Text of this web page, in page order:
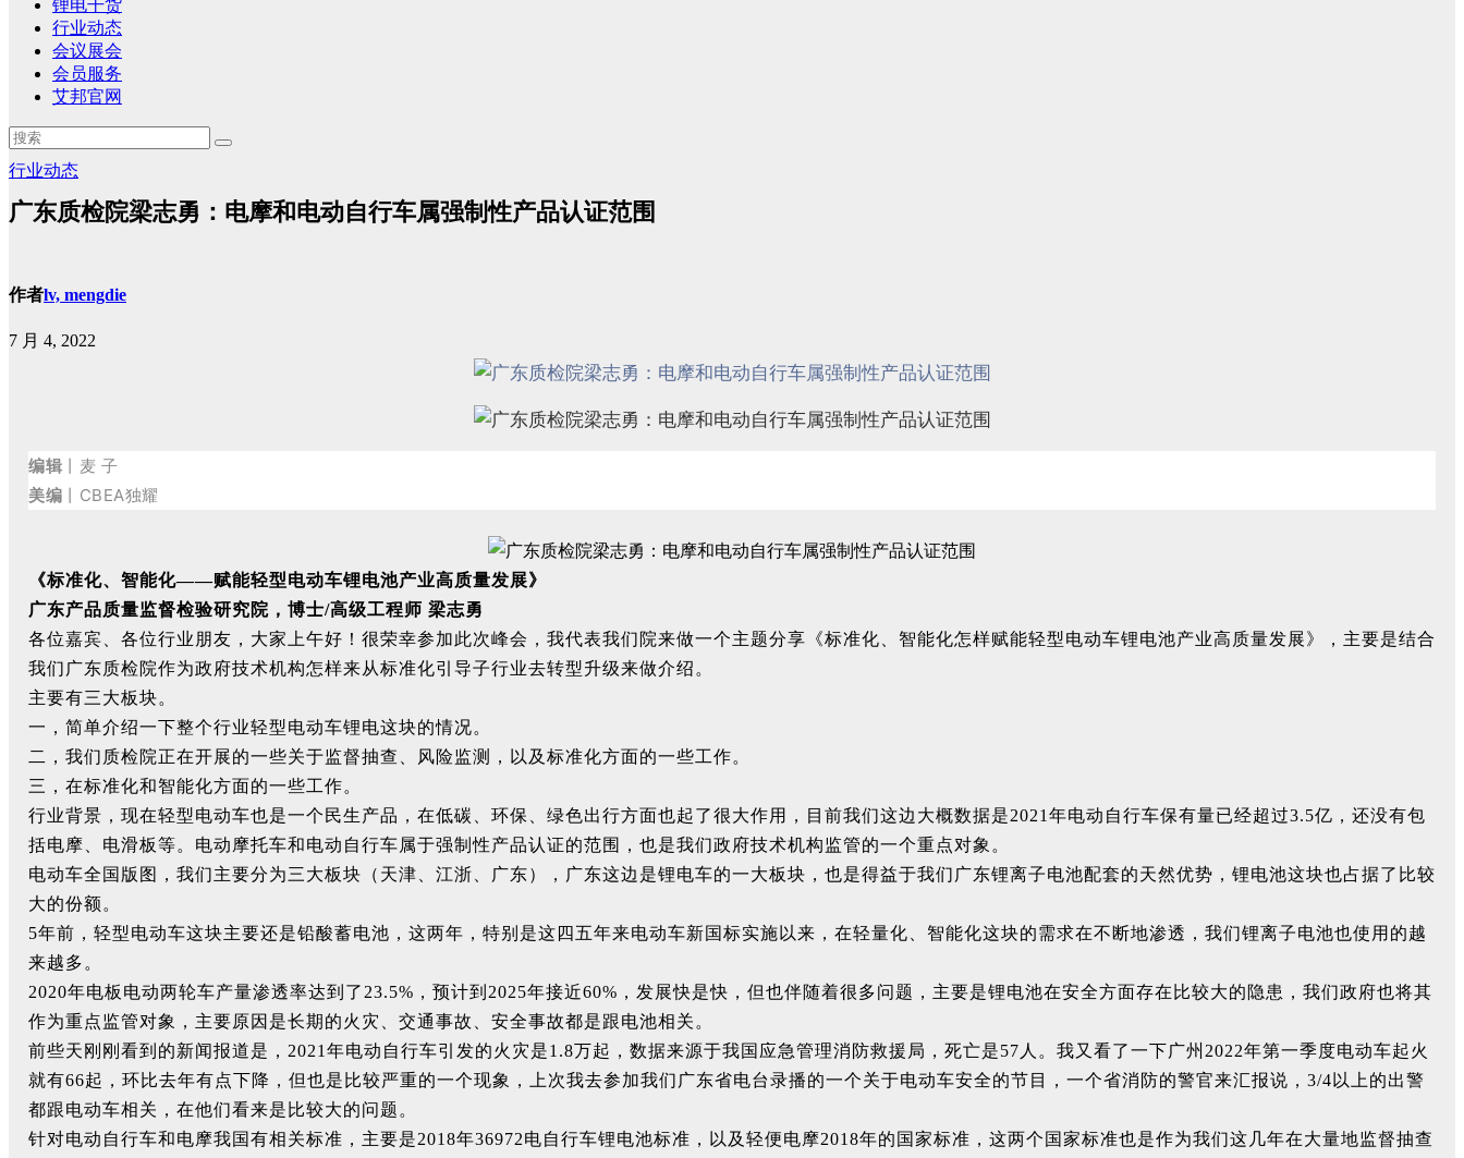
锂电干货
行业动态
会议展会
会员服务
艾邦官网
行业动态
广东质检院梁志勇：电摩和电动自行车属强制性产品认证范围
作者lv, mengdie
7 月 4, 2022
编辑 丨麦 子
美编 丨CBEA独耀
《标准化、智能化——赋能轻型电动车锂电池产业高质量发展》
广东产品质量监督检验研究院，博士/高级工程师 梁志勇
各位嘉宾、各位行业朋友，大家上午好！很荣幸参加此次峰会，我代表我们院来做一个主题分享《标准化、智能化怎样赋能轻型电动车锂电池产业高质量发展》，主要是结合
我们广东质检院作为政府技术机构怎样来从标准化引导子行业去转型升级来做介绍。
主要有三大板块。
一，简单介绍一下整个行业轻型电动车锂电这块的情况。
二，我们质检院正在开展的一些关于监督抽查、风险监测，以及标准化方面的一些工作。
三，在标准化和智能化方面的一些工作。
行业背景，现在轻型电动车也是一个民生产品，在低碳、环保、绿色出行方面也起了很大作用，目前我们这边大概数据是2021年电动自行车保有量已经超过3.5亿，还没有包
括电摩、电滑板等。电动摩托车和电动自行车属于强制性产品认证的范围，也是我们政府技术机构监管的一个重点对象。
电动车全国版图，我们主要分为三大板块（天津、江浙、广东），广东这边是锂电车的一大板块，也是得益于我们广东锂离子电池配套的天然优势，锂电池这块也占据了比较
大的份额。
5年前，轻型电动车这块主要还是铅酸蓄电池，这两年，特别是这四五年来电动车新国标实施以来，在轻量化、智能化这块的需求在不断地渗透，我们锂离子电池也使用的越
来越多。
2020年电板电动两轮车产量渗透率达到了23.5%，预计到2025年接近60%，发展快是快，但也伴随着很多问题，主要是锂电池在安全方面存在比较大的隐患，我们政府也将其
作为重点监管对象，主要原因是长期的火灾、交通事故、安全事故都是跟电池相关。
前些天刚刚看到的新闻报道是，2021年电动自行车引发的火灾是1.8万起，数据来源于我国应急管理消防救援局，死亡是57人。我又看了一下广州2022年第一季度电动车起火
就有66起，环比去年有点下降，但也是比较严重的一个现象，上次我去参加我们广东省电台录播的一个关于电动车安全的节目，一个省消防的警官来汇报说，3/4以上的出警
都跟电动车相关，在他们看来是比较大的问题。
针对电动自行车和电摩我国有相关标准，主要是2018年36972电自行车锂电池标准，以及轻便电摩2018年的国家标准，这两个国家标准也是作为我们这几年在大量地监督抽查